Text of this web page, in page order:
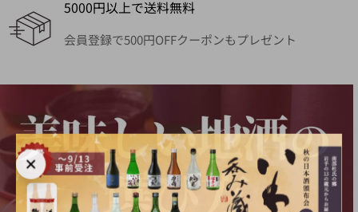
5000円以上で送料無料
会員登録で500円OFFクーポンもプレゼント